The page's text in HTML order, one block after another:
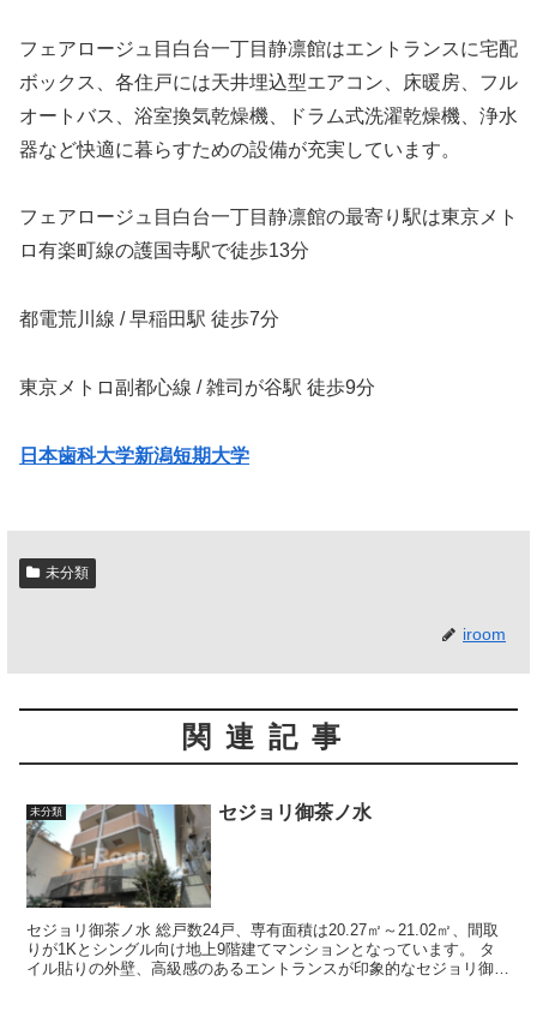
フェアロージュ目白台一丁目静凛館はエントランスに宅配
ボックス、各住戸には天井埋込型エアコン、床暖房、フル
オートバス、浴室換気乾燥機、ドラム式洗濯乾燥機、浄水
器など快適に暮らすための設備が充実しています。
フェアロージュ目白台一丁目静凛館の最寄り駅は東京メト
ロ有楽町線の護国寺駅で徒歩13分
都電荒川線 / 早稲田駅 徒歩7分
東京メトロ副都心線 / 雑司が谷駅 徒歩9分
日本歯科大学新潟短期大学
未分類
iroom
関連記事
未分類 セジョリ御茶ノ水
セジョリ御茶ノ水 総戸数24戸、専有面積は20.27㎡～21.02㎡、間取
りが1Kとシングル向け地上9階建てマンションとなっています。 タ
イル貼りの外壁、高級感のあるエントランスが印象的なセジョリ御茶